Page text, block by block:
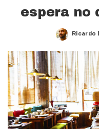
espera no
Posted
Ricardo